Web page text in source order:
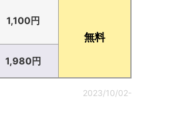
1,100円
無料
1,980円
2023/10/02-